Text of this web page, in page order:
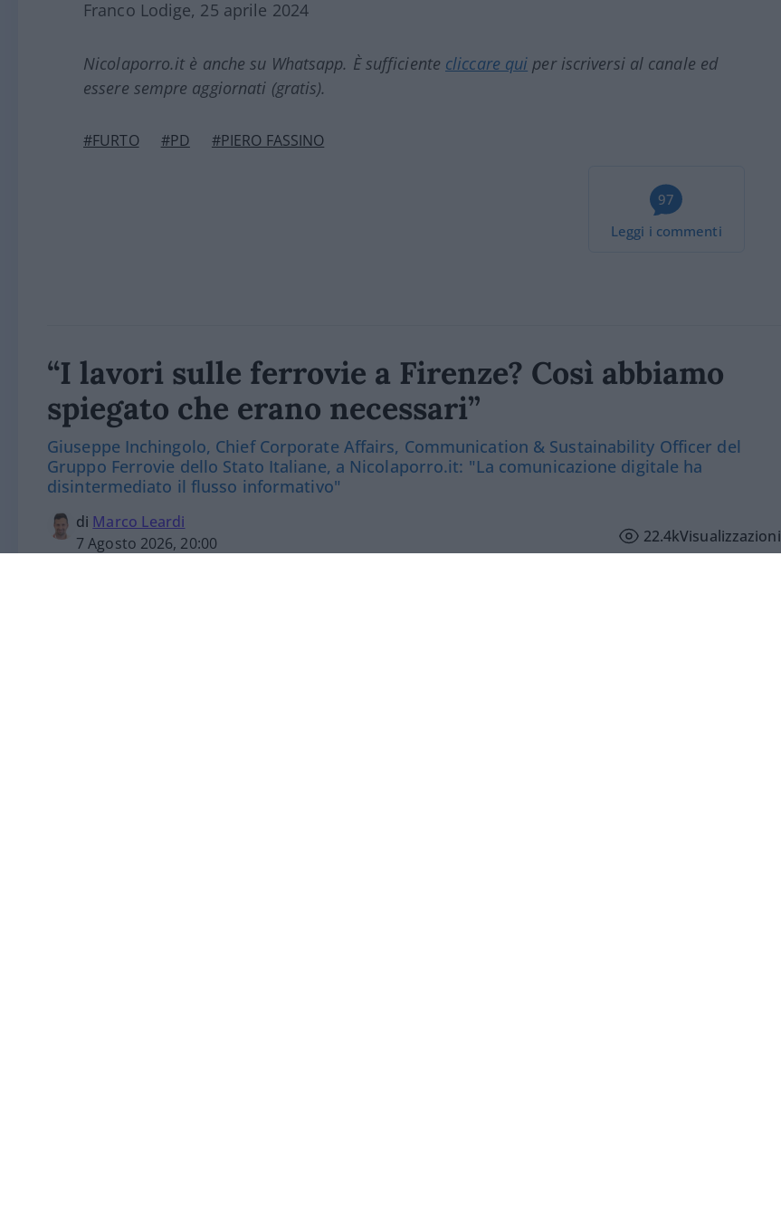
Franco Lodige, 25 aprile 2024
Nicolaporro.it è anche su Whatsapp. È sufficiente cliccare qui per iscriversi al canale ed
essere sempre aggiornati (gratis).
#FURTO #PD #PIERO FASSINO
97
Leggi i commenti
“I lavori sulle ferrovie a Firenze? Così abbiamo
spiegato che erano necessari”
Giuseppe Inchingolo, Chief Corporate Affairs, Communication & Sustainability Officer del
Gruppo Ferrovie dello Stato Italiane, a Nicolaporro.it: "La comunicazione digitale ha
disintermediato il flusso informativo"
di Marco Leardi
7 Agosto 2026, 20:00
22.4kVisualizzazioni